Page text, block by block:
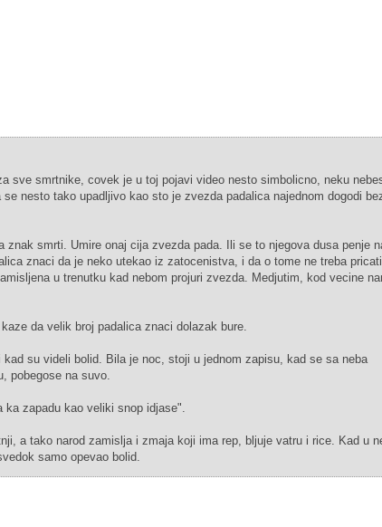
sve smrtnike, covek je u toj pojavi video nesto simbolicno, neku
nesto tako upadljivo kao sto je zvezda padalica najednom dogodi
smrti. Umire onaj cija zvezda pada. Ili se to njegova dusa penje
znaci da je neko utekao iz zatocenistva, i da o tome ne treba
u trenutku kad nebom projuri zvezda. Medjutim, kod vecine
da velik broj padalica znaci dolazak bure.
su videli bolid. Bila je noc, stoji u jednom zapisu, kad se sa neba
pobegose na suvo.
ka zapadu kao veliki snop idjase".
a tako narod zamislja i zmaja koji ima rep, bljuje vatru i rice. Kad u
samo opevao bolid.